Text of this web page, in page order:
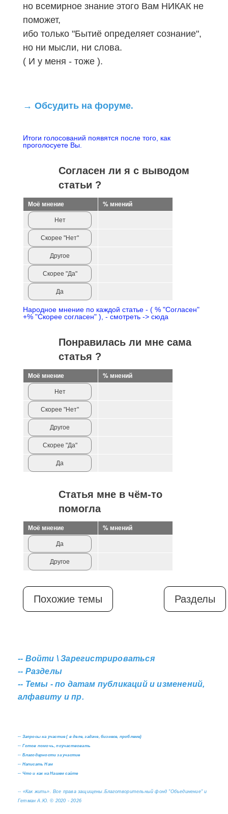
но всемирное знание этого Вам НИКАК не
поможет,
ибо только "Бытиё определяет сознание",
но ни мысли, ни слова.
( И у меня - тоже ).
→ Обсудить на форуме.
Итоги голосований появятся после того, как
проголосуете Вы.
Согласен ли я с выводом
статьи ?
Моё мнение % мнений
Нет
Скорее "Нет"
Другое
Скорее "Да"
Да
Народное мнение по каждой статье - ( % "Согласен"
+% "Скорее согласен" ), - смотреть -> сюда
Понравилась ли мне сама
статья ?
Моё мнение % мнений
Нет
Скорее "Нет"
Другое
Скорее "Да"
Да
Статья мне в чём-то
помогла
Моё мнение % мнений
Да
Другое
Похожие темы Разделы
-- Войти \ Зарегистрироваться
-- Разделы
-- Темы - по датам публикаций и изменений,
алфавиту и пр.
-- Запросы на участие ( в деле, задаче, бизнесе, проблеме)
-- Готов помочь, поучаствовать
-- Благодарности за участие
-- Написать Нам
-- Что и как на Нашем сайте
-- «Как жить». Все права защищены. Благотворительный фонд "Объединение" и
Гетман А.Ю. © 2020 - 2026